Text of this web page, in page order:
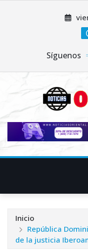
Síguenos
Inicio
República
de la justicia